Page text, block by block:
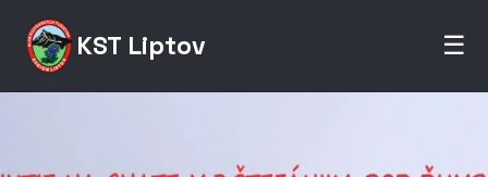
KST Liptov ☰